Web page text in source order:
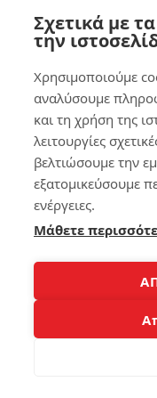
Με αυτό τον τρόπο
παράδειγμα να
αγαπημένο σου
ρεαλιστικά
ανάλογης
πλούσιο και
σου σε μία
Κι όλα αυτά με
(πιστοποίηση
προστατέψεις τα
Δυνατές
Σχετικά με
την
Χρησιμοποιούμε
αναλύσουμε
και τη χρήση της
λειτουργίες
βελτιώσουμε την
εξατομικεύσουμε
ενέργειες.
Μάθετε